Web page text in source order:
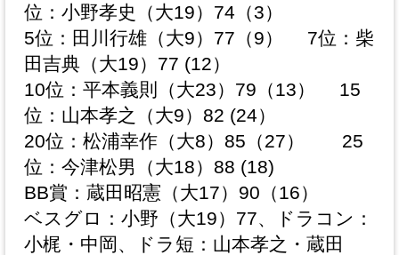
位：小野孝史（大19）74（3）
5位：田川行雄（大9）77（9） 7位：柴
田吉典（大19）77 (12）
10位：平本義則（大23）79（13） 15
位：山本孝之（大9）82 (24）
20位：松浦幸作（大8）85（27） 25
位：今津松男（大18）88 (18)
BB賞：蔵田昭憲（大17）90（16）
ベスグロ：小野（大19）77、ドラコン：
小梶・中岡、ドラ短：山本孝之・蔵田